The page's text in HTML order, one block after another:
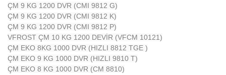
ÇM 9 KG 1200 DVR (CMI 9812 G)
ÇM 9 KG 1200 DVR (CMI 9812 K)
ÇM 9 KG 1200 DVR (CMI 9812 P)
VFROST ÇM 10 KG 1200 DEVİR (VFCM 10121)
ÇM EKO 8KG 1000 DVR (HIZLI 8812 TGE )
ÇM EKO 9 KG 1000 DVR (HIZLI 9810 T)
ÇM EKO 8 KG 1000 DVR (CM 8810)